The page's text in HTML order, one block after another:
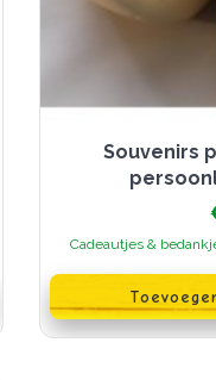
Souvenirs paartjes 14 cm met
Cadeautjes &